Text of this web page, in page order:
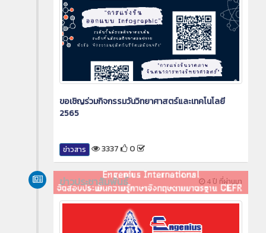
ขอเชิญร่วมกิจกรรมวันวิทยาศาสตร์และเทคโนโลยี
2565
ข่าวสาร 3337 0
4 ปี ที่ผ่านมา
ข่าวประชาสัมพันธ์